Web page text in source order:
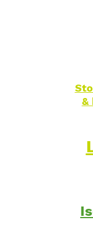
&